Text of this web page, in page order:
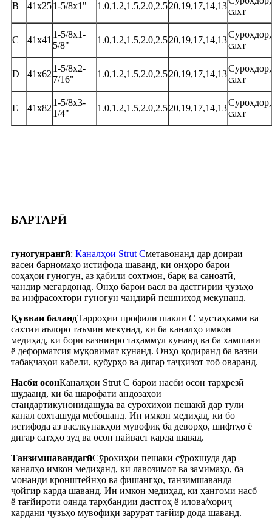
B 41x251-5/8x1" 1.0,1.2,1.5,2.0,2.520,19,17,14,13
сахт
C 41x41
1-5/8x1-
5/8"
1.0,1.2,1.5,2.0,2.520,19,17,14,13
Сӯрохдор,
сахт
D 41x62
1-5/8x2-
7/16"
1.0,1.2,1.5,2.0,2.520,19,17,14,13
Сӯрохдор,
сахт
E 41x82
1-5/8x3-
1/4"
1.0,1.2,1.5,2.0,2.520,19,17,14,13
Сӯрохдор,
сахт
БАРТАРӢ
гуногунрангӣ: Каналҳои Strut Cметавонанд дар доираи
васеи барномаҳо истифода шаванд, ки онҳоро барои
соҳаҳои гуногун, аз қабили сохтмон, барқ ​​ва саноатӣ,
чандир мегардонад. Онҳо барои васл ва дастгирии ҷузъҳо
ва инфрасохтори гуногун чандирӣ пешниҳод мекунанд.
Қувваи баландТарроҳии профили шакли C мустаҳкамӣ ва
сахтии аълоро таъмин мекунад, ки ба каналҳо имкон
медиҳад, ки бори вазнинро таҳаммул кунанд ва ба хамшавӣ
ё деформатсия муқовимат кунанд. Онҳо қодиранд ба вазни
табақчаҳои кабелӣ, қубурҳо ва дигар таҷҳизот тоб оваранд.
Насби осонКаналҳои Strut C барои насби осон тарҳрезӣ
шудаанд, ки ба шарофати андозаҳои
стандартикунонидашуда ва сӯрохиҳои пешакӣ дар тӯли
канал сохташуда мебошанд. Ин имкон медиҳад, ки бо
истифода аз васлкунакҳои мувофиқ ба деворҳо, шифтҳо ё
дигар сатҳҳо зуд ва осон пайваст карда шавад.
ТанзимшавандагӣСӯрохиҳои пешакӣ сӯрохшуда дар
каналҳо имкон медиҳанд, ки лавозимот ва замимаҳо, ба
монанди кронштейнҳо ва фишангҳо, танзимшаванда
ҷойгир карда шаванд. Ин имкон медиҳад, ки ҳангоми насб
ё тағйироти оянда тарҳбандии дастгоҳ ё илова/хориҷ
кардани ҷузъҳо мувофиқи зарурат тағйир дода шаванд.